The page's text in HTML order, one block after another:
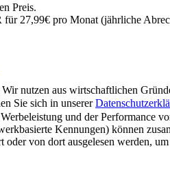
Preis.
für 27,99€ pro Monat (jährliche
nutzen aus wirtschaftlichen
Sie sich in unserer
und der Performance
Kennungen) können
oder von dort ausgelesen werden,